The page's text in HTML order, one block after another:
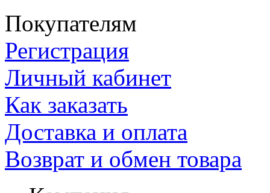
Покупателям
Регистрация
Личный кабинет
Как заказать
Доставка и оплата
Возврат и обмен товара